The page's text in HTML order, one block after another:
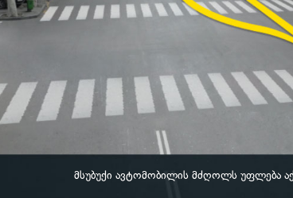
მსუბუქი ავტომობილის მძღოლს უფლება